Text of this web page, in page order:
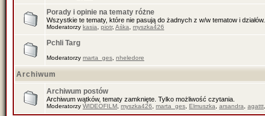
Porady i opinie na tematy różne
Wszystkie te tematy, które nie pasują do żadnych z w/w tematow i działów.
Moderatorzy kasia piotr, Aśka myszka426
Pchli Targ
Moderatorzy marta_ges nheledore
Archiwum
Archiwum postów
Archiwum wątków, tematy zamknięte. Tylko możliwość czytania.
Moderatorzy WIDEOFILM myszka426 marta_ges Elmuszka arsandra agattt